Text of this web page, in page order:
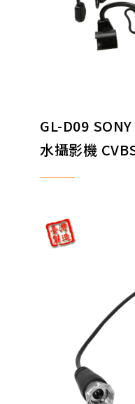
GL-D09
水攝影機